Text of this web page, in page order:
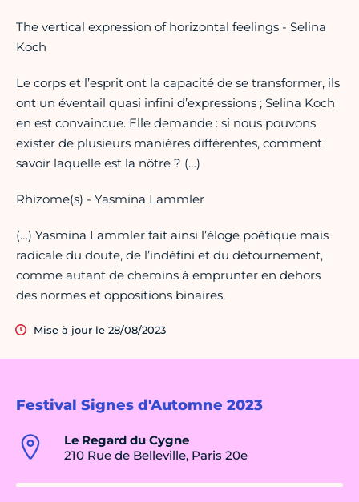
Festival Signes d'Automne 2023
Le Regard du Cygne
210 Rue de Belleville, Paris 20e
The vertical expression of horizontal feelings - Selina
Koch
Le corps et l’esprit ont la capacité de se transformer, ils
ont un éventail quasi infini d’expressions ; Selina Koch
en est convaincue. Elle demande : si nous pouvons
exister de plusieurs manières différentes, comment
savoir laquelle est la nôtre ? (…)
Rhizome(s) - Yasmina Lammler
(…) Yasmina Lammler fait ainsi l’éloge poétique mais
radicale du doute, de l’indéfini et du détournement,
comme autant de chemins à emprunter en dehors
des normes et oppositions binaires.
Mise à jour le 28/08/2023